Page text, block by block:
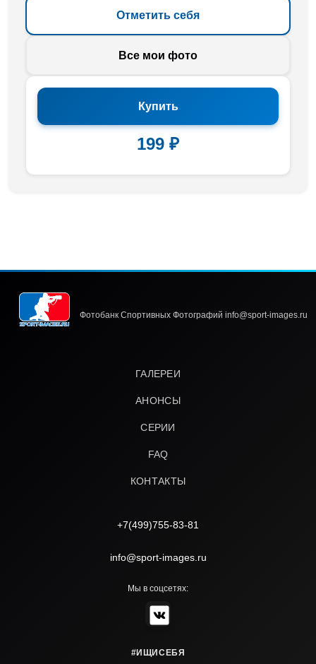
Отметить себя
Все мои фото
Купить
199 ₽
Фотобанк Спортивных Фотографий info@sport-images.ru
ГАЛЕРЕИ
АНОНСЫ
СЕРИИ
FAQ
КОНТАКТЫ
+7(499)755-83-81
info@sport-images.ru
Мы в соцсетях:
#ИЩИСЕБЯ